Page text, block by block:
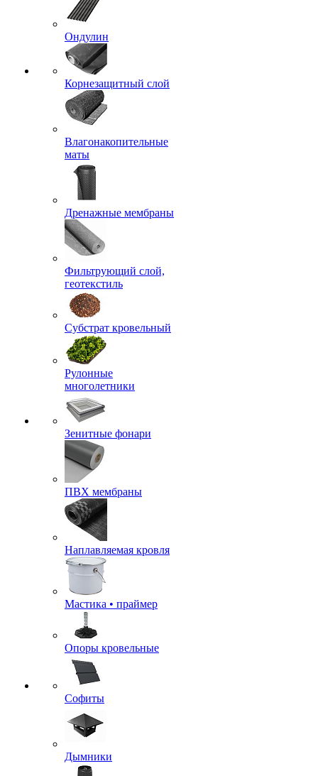
Ондулин
Корнезащитный слой
Влагонакопительные
маты
Дренажные мембраны
Фильтрующий слой,
геотекстиль
Субстрат кровельный
Рулонные
многолетники
Зенитные фонари
ПВХ мембраны
Наплавляемая кровля
Мастика • праймер
Опоры кровельные
Софиты
Дымники